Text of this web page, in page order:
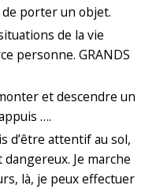
de porter un objet.
de la vie
personne. GRANDS
et descendre un
….
d’être attentif au sol,
Je marche
là, je peux effectuer